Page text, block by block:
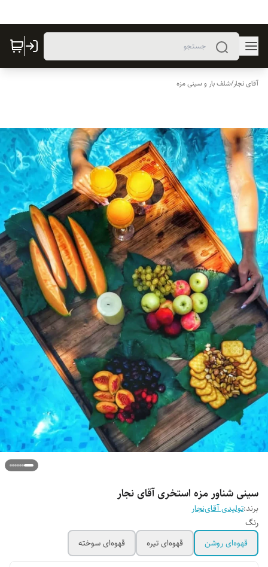
آقای نجار/شلف بار و سینی مزه
سینی شناور مزه استخری آقای نجار
برند:تولیدی آقای‌نجار
رنگ
قهوه‌ای روشن
قهوه‌ای تیره قهوه‌ای سوخته